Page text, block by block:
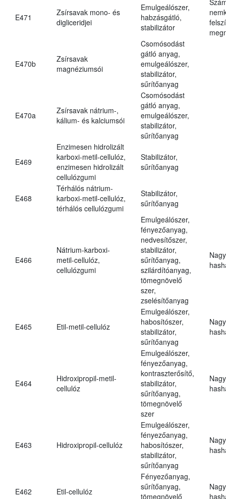
E471
Zsírsavak mono- és
digliceridjei
Emulgeálószer,
habzásgátló,
stabilizátor
E470b
Zsírsavak
magnéziumsói
Csomósodást
gátló anyag,
emulgeálószer,
stabilizátor,
sűrítőanyag
E470a
Zsírsavak nátrium-,
kálium- és kalciumsói
Csomósodást
gátló anyag,
emulgeálószer,
stabilizátor,
sűrítőanyag
E469
Enzimesen hidrolizált
karboxi-metil-cellulóz,
enzimesen hidrolizált
cellulózgumi
Stabilizátor,
sűrítőanyag
E468
Térhálós nátrium-
karboxi-metil-cellulóz,
térhálós cellulózgumi
Stabilizátor,
sűrítőanyag
E466
Nátrium-karboxi-
metil-cellulóz,
cellulózgumi
Emulgeálószer,
fényezőanyag,
nedvesítőszer,
stabilizátor,
sűrítőanyag,
szilárdítóanyag,
tömegnövelő
szer,
zselésítőanyag
E465 Etil-metil-cellulóz
Emulgeálószer,
habosítószer,
stabilizátor,
sűrítőanyag
E464
Hidroxipropil-metil-
cellulóz
Emulgeálószer,
fényezőanyag,
kontraszterősítő,
stabilizátor,
sűrítőanyag,
tömegnövelő
szer
E463 Hidroxipropil-cellulóz
Emulgeálószer,
fényezőanyag,
habosítószer,
stabilizátor,
sűrítőanyag
E462 Etil-cellulóz
Fényezőanyag,
sűrítőanyag,
tömegnövelő